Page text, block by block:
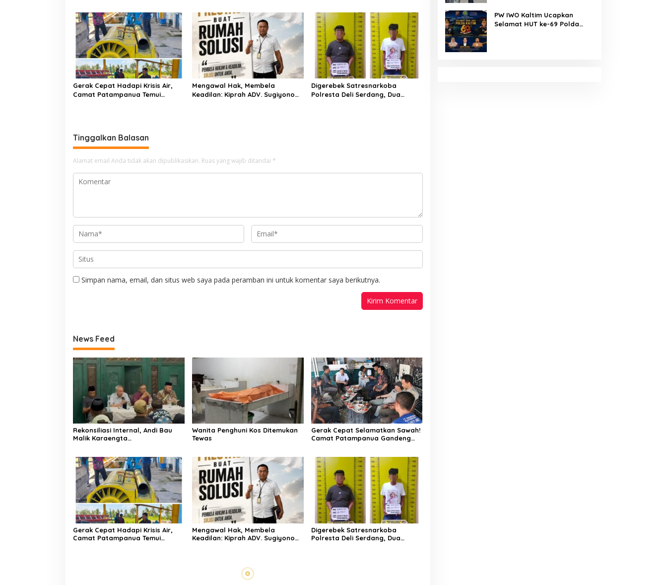
g
K
u
r
a
n
g
M
a
m
Pertemuan Darurat Tokoh Adat
Gowa
Air Irigasi Watang Sawitto
Menulis
Gerak Cepat Hadapi Krisis Air,
Camat Patampanua Temui
Mengawal Hak, Membela
Keadilan: Kiprah ADV. Sugiyono
Digerebek Satresnarkoba
Polresta Deli Serdang, Dua
Tinggalkan Balasan
Alamat email Anda tidak akan dipublikasikan. Ruas yang wajib ditandai *
Simpan nama, email, dan situs web saya pada peramban ini untuk komentar saya berikutnya.
News Feed
Rekonsiliasi Internal, Andi Bau
Malik Karaengta
Gowa
Wanita Penghuni Kos Ditemukan
Tewas
Gerak Cepat Selamatkan Sawah!
Camat Patampanua Gandeng
Menulis
Gerak Cepat Hadapi Krisis Air,
Camat Patampanua Temui
Mengawal Hak, Membela
Keadilan: Kiprah ADV. Sugiyono
Digerebek Satresnarkoba
Polresta Deli Serdang, Dua
PW IWO Kaltim Ucapkan
Selamat HUT ke-69 Polda